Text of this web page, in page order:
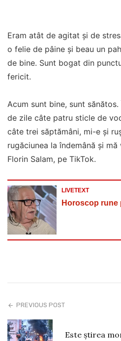
Eram atât de agitat și de
o felie de pâine și beau un
de bine. Sunt bogat din
fericit.
Acum sunt bine, sunt
de zile câte patru sticle de
câte trei săptămâni, mi-e și
rugăciunea la îndemână și
Florin Salam, pe TikTok.
LIVETEXT
Horoscop rune
PREVIOUS POST
Este știrea